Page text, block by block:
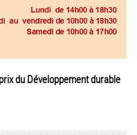
du Développement durable